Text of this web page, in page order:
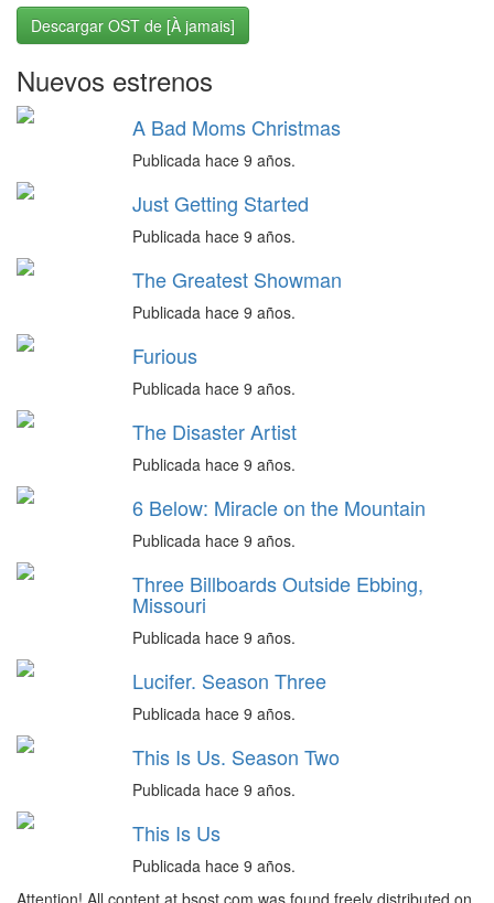
Descargar OST de [À jamais]
Nuevos estrenos
A Bad Moms Christmas
Publicada hace 9 años.
Just Getting Started
Publicada hace 9 años.
The Greatest Showman
Publicada hace 9 años.
Furious
Publicada hace 9 años.
The Disaster Artist
Publicada hace 9 años.
6 Below: Miracle on the Mountain
Publicada hace 9 años.
Three Billboards Outside Ebbing,
Missouri
Publicada hace 9 años.
Lucifer. Season Three
Publicada hace 9 años.
This Is Us. Season Two
Publicada hace 9 años.
This Is Us
Publicada hace 9 años.
Attention! All content at bsost.com was found freely distributed on